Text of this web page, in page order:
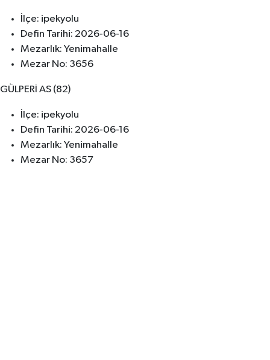
İlçe: ipekyolu
Defin Tarihi: 2026-06-16
Mezarlık: Yenimahalle
Mezar No: 3656
GÜLPERİ AS (82)
İlçe: ipekyolu
Defin Tarihi: 2026-06-16
Mezarlık: Yenimahalle
Mezar No: 3657